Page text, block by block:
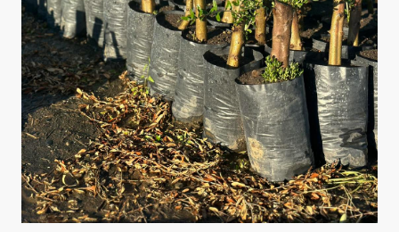
ქარხანა
მხოლოდ
ზეთისხილის ზეთის
წარმოების
სივრცე
არ